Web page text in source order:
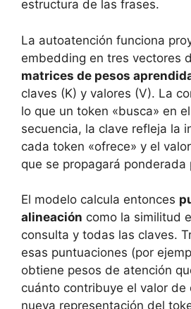
estructura de las frases.
La autoatención funciona
embedding en tres vectores
matrices de pesos
claves (K) y valores (V). La
lo que un token «busca» en
secuencia, la clave refleja la
cada token «ofrece» y el
que se propagará ponderada
El modelo calcula entonces
alineación como la similitud
consulta y todas las claves.
esas puntuaciones (por
obtiene pesos de atención
cuánto contribuye el valor de
nueva representación del